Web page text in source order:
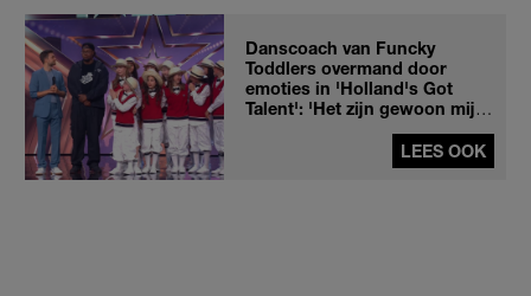
Danscoach van Funcky
Toddlers overmand door
emoties in 'Holland's Got
Talent': 'Het zijn gewoon mijn
LEES OOK